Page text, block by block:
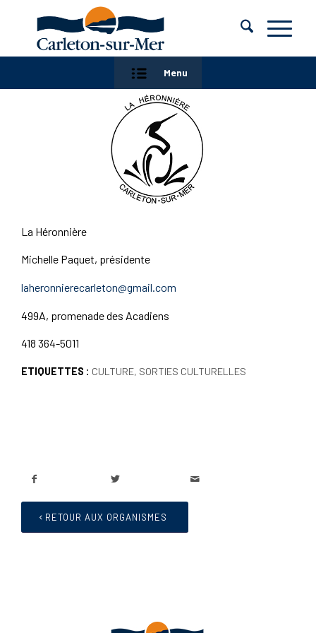
Menu
La Héronnière
Michelle Paquet, présidente
laheronnierecarleton@gmail.com
499A, promenade des Acadiens
418 364-5011
ETIQUETTES : CULTURE, SORTIES CULTURELLES
RETOUR AUX ORGANISMES